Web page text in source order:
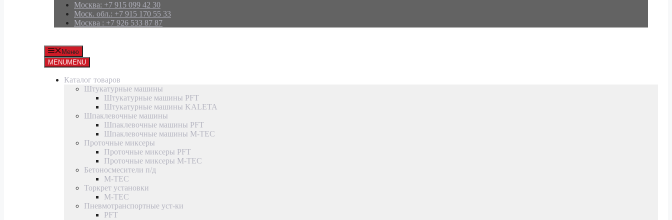
Москва: +7 915 099 42 30
Моск. обл.: +7 915 170 55 33
Москва : +7 926 533 87 87
Меню
MENUMENU
Каталог товаров
Штукатурные машины
Штукатурные машины PFT
Штукатурные машины KALETA
Шпаклевочные машины
Шпаклевочные машины PFT
Шпаклевочные машины M-TEC
Проточные миксеры
Проточные миксеры PFT
Проточные миксеры M-TEC
Бетоносмесители п/д
M-TEC
Торкрет установки
M-TEC
Пневмотранспортные уст-ки
PFT